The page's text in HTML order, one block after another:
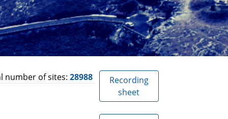
number of sites: 28988
Recording
sheet